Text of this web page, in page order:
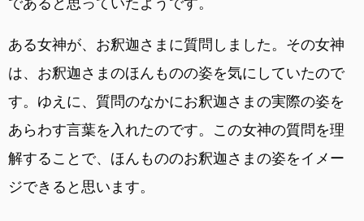
ある女神が、お釈迦さまに質問しました。その女神
は、お釈迦さまのほんものの姿を気にしていたので
す。ゆえに、質問のなかにお釈迦さまの実際の姿を
あらわす言葉を入れたのです。この女神の質問を理
解することで、ほんもののお釈迦さまの姿をイメー
ジできると思います。